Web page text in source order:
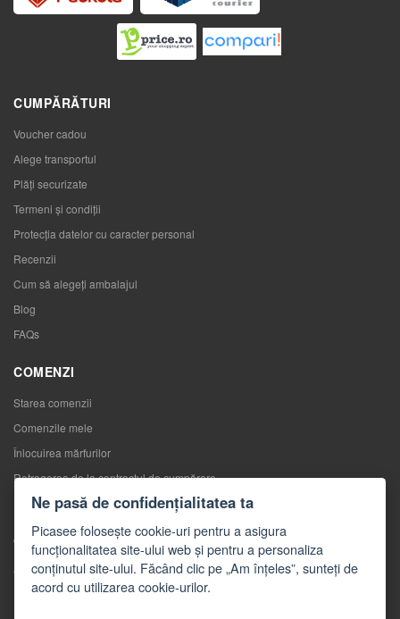
CUMPĂRĂTURI
Voucher cadou
Alege transportul
Plăți securizate
Termeni și condiții
Protecția datelor cu caracter personal
Recenzii
Cum să alegeţi ambalajul
Blog
FAQs
COMENZI
Starea comenzii
Comenzile mele
Înlocuirea mărfurilor
Retragerea de la contractul de cumpărare
Reclamaţii
CONTACTE
Contacte
Formular de contact
Ne pasă de confidențialitatea ta
Picasee folosește cookie-uri pentru a asigura
funcționalitatea site-ului web și pentru a personaliza
conținutul site-ului. Făcând clic pe „Am înțeles”, sunteți de
acord cu utilizarea cookie-urilor.